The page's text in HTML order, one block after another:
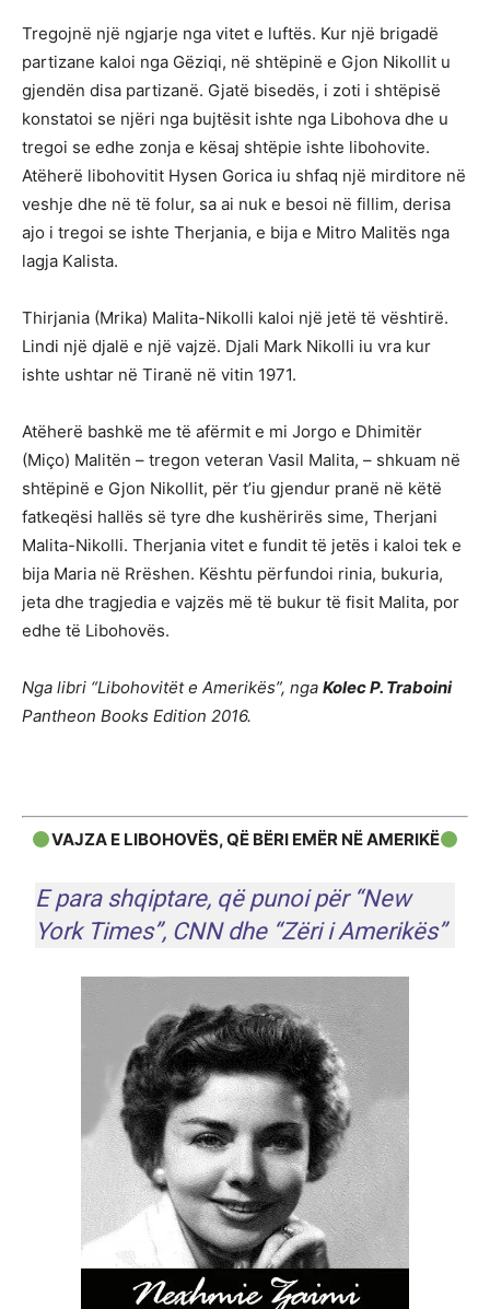
Tregojnë një ngjarje nga vitet e luftës. Kur një brigadë
partizane kaloi nga Gëziqi, në shtëpinë e Gjon Nikollit u
gjendën disa partizanë. Gjatë bisedës, i zoti i shtëpisë
konstatoi se njëri nga bujtësit ishte nga Libohova dhe u
tregoi se edhe zonja e kësaj shtëpie ishte libohovite.
Atëherë libohovitit Hysen Gorica iu shfaq një mirditore në
veshje dhe në të folur, sa ai nuk e besoi në fillim, derisa
ajo i tregoi se ishte Therjania, e bija e Mitro Malitës nga
lagja Kalista.
Thirjania (Mrika) Malita-Nikolli kaloi një jetë të vështirë.
Lindi një djalë e një vajzë. Djali Mark Nikolli iu vra kur
ishte ushtar në Tiranë në vitin 1971.
Atëherë bashkë me të afërmit e mi Jorgo e Dhimitër
(Miço) Malitën – tregon veteran Vasil Malita, – shkuam në
shtëpinë e Gjon Nikollit, për t’iu gjendur pranë në këtë
fatkeqësi hallës së tyre dhe kushërirës sime, Therjani
Malita-Nikolli. Therjania vitet e fundit të jetës i kaloi tek e
bija Maria në Rrëshen. Kështu përfundoi rinia, bukuria,
jeta dhe tragjedia e vajzës më të bukur të fisit Malita, por
edhe të Libohovës.
Nga libri “Libohovitët e Amerikës”, nga Kolec P. Traboini
Pantheon Books Edition 2016.
VAJZA E LIBOHOVËS, QË BËRI EMËR NË AMERIKË
E para shqiptare, që punoi për “New
York Times”, CNN dhe “Zëri i Amerikës”